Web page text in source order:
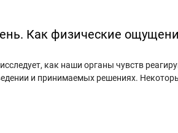
Как физические
как наши органы чувств
и принимаемых решениях.